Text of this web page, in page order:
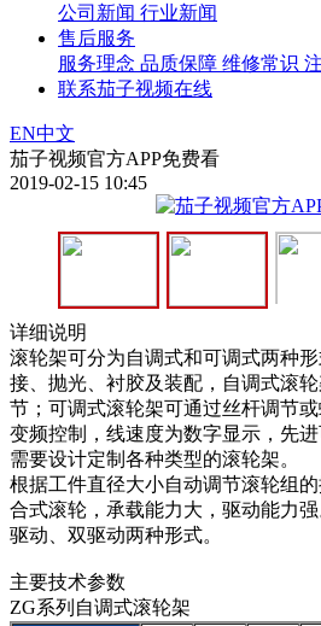
公司新闻 行业新闻
售后服务
服务理念 品质保障 维修常识
联系茄子视频在线
EN中文
茄子视频官方APP免费看
2019-02-15 10:45
详细说明
滚轮架可分为自调式和可调式两种形
接、抛光、衬胶及装配，自调
节；可调式滚轮架可通过丝杆调节
变频控制，线速度为数字显示，先
需要设计定制各种类型的滚轮架。
根据工件直径大小自动调节滚轮组的摆
合式滚轮，承载能力大，驱动能
驱动、双驱动两种形式。
主要技术参数
ZG系列自调式滚轮架